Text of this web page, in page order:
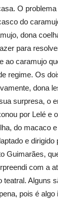
O
do
dona
para
ao caramujo
regime. Os
dona
surpresa, o
por Lelé e
do macaco
e dirigido
Guimarães,
com a
teatral. Alguns
pois é